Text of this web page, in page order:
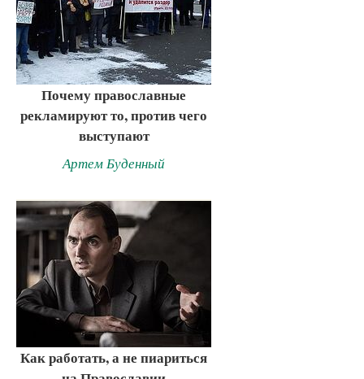
Почему православные
рекламируют то, против чего
выступают
Артем Буденный
Как работать, а не пиариться